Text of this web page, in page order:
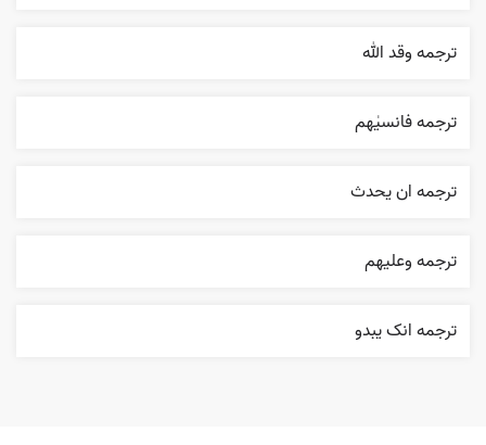
ترجمه وقد الله
ترجمه فانسیٰهم
ترجمه ان يحدث
ترجمه وعليهم
ترجمه انک يبدو